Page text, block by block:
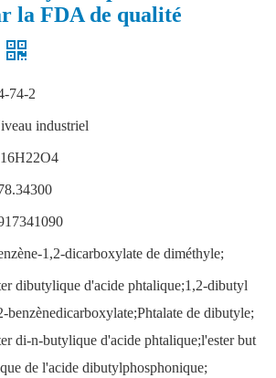
la FDA de qualité
74-2
industriel
1,2-dicarboxylate de diméthyle;
dibutylique d'acide phtalique;1,2-dibutyl
benzènedicarboxylate;Phtalate de dibutyle;
di-n-butylique d'acide phtalique;l'ester but
de l'acide dibutylphosphonique;